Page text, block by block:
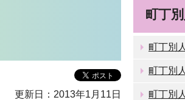
更新日：2013年1月11日
町丁
町丁別
町丁別
町丁別